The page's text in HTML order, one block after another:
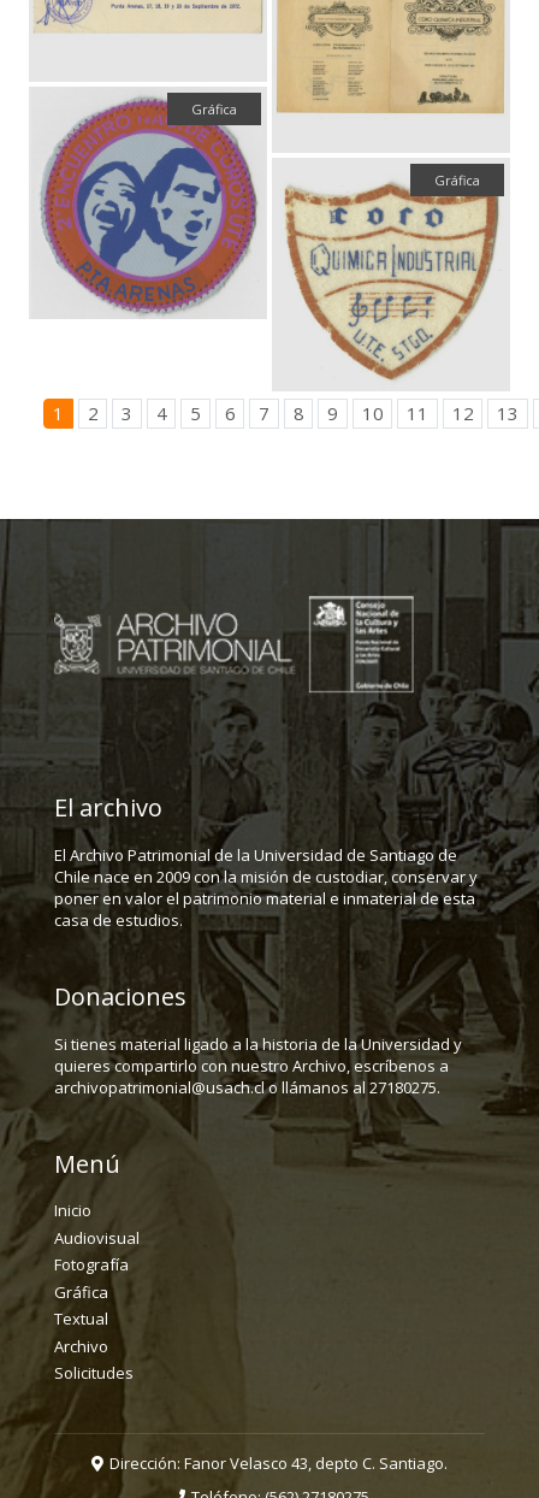
Gráfica
Gráfica
1 2 3 4 5 6 7 8 9 10 11 12 13
El archivo
El Archivo Patrimonial de la Universidad de Santiago de
Chile nace en 2009 con la misión de custodiar, conservar y
poner en valor el patrimonio material e inmaterial de esta
casa de estudios.
Donaciones
Si tienes material ligado a la historia de la Universidad y
quieres compartirlo con nuestro Archivo, escríbenos a
archivopatrimonial@usach.cl o llámanos al 27180275.
Menú
Inicio
Audiovisual
Fotografía
Gráfica
Textual
Archivo
Solicitudes
Dirección: Fanor Velasco 43, depto C. Santiago.